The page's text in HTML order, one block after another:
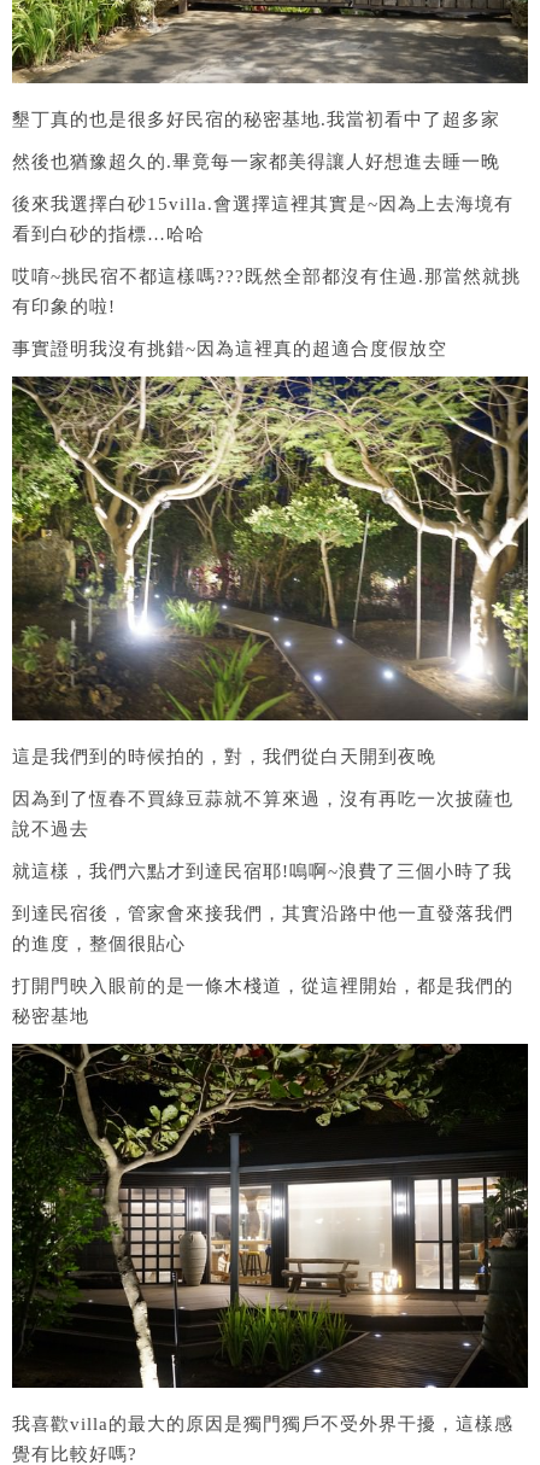
墾丁真的也是很多好民宿的秘密基地.我當初看中了超多家
然後也猶豫超久的.畢竟每一家都美得讓人好想進去睡一晚
後來我選擇白砂15villa.會選擇這裡其實是~因為上去海境有
看到白砂的指標…哈哈
哎唷~挑民宿不都這樣嗎???既然全部都沒有住過.那當然就挑
有印象的啦!
事實證明我沒有挑錯~因為這裡真的超適合度假放空
這是我們到的時候拍的，對，我們從白天開到夜晚
因為到了恆春不買綠豆蒜就不算來過，沒有再吃一次披薩也
說不過去
就這樣，我們六點才到達民宿耶!嗚啊~浪費了三個小時了我
到達民宿後，管家會來接我們，其實沿路中他一直發落我們
的進度，整個很貼心
打開門映入眼前的是一條木棧道，從這裡開始，都是我們的
秘密基地
我喜歡villa的最大的原因是獨門獨戶不受外界干擾，這樣感
覺有比較好嗎?